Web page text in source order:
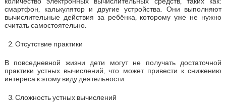
смартфон, калькулятор и другие устройства. Они выполняют
вычислительные действия за ребёнка, которому уже не нужно
считать самостоятельно.
Отсутствие практики
В повседневной жизни дети могут не получать достаточной
практики устных вычислений, что может привести к снижению
интереса к этому виду деятельности.
Сложность устных вычислений